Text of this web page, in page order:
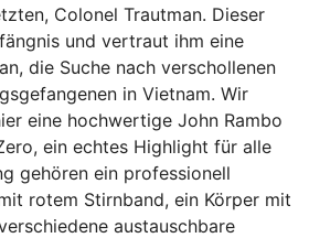
Colonel Trautman. Dieser
und vertraut ihm eine
die Suche nach verschollenen
in Vietnam. Wir
eine hochwertige John Rambo
ein echtes Highlight für alle
gehören ein professionell
rotem Stirnband, ein Körper mit
austauschbare